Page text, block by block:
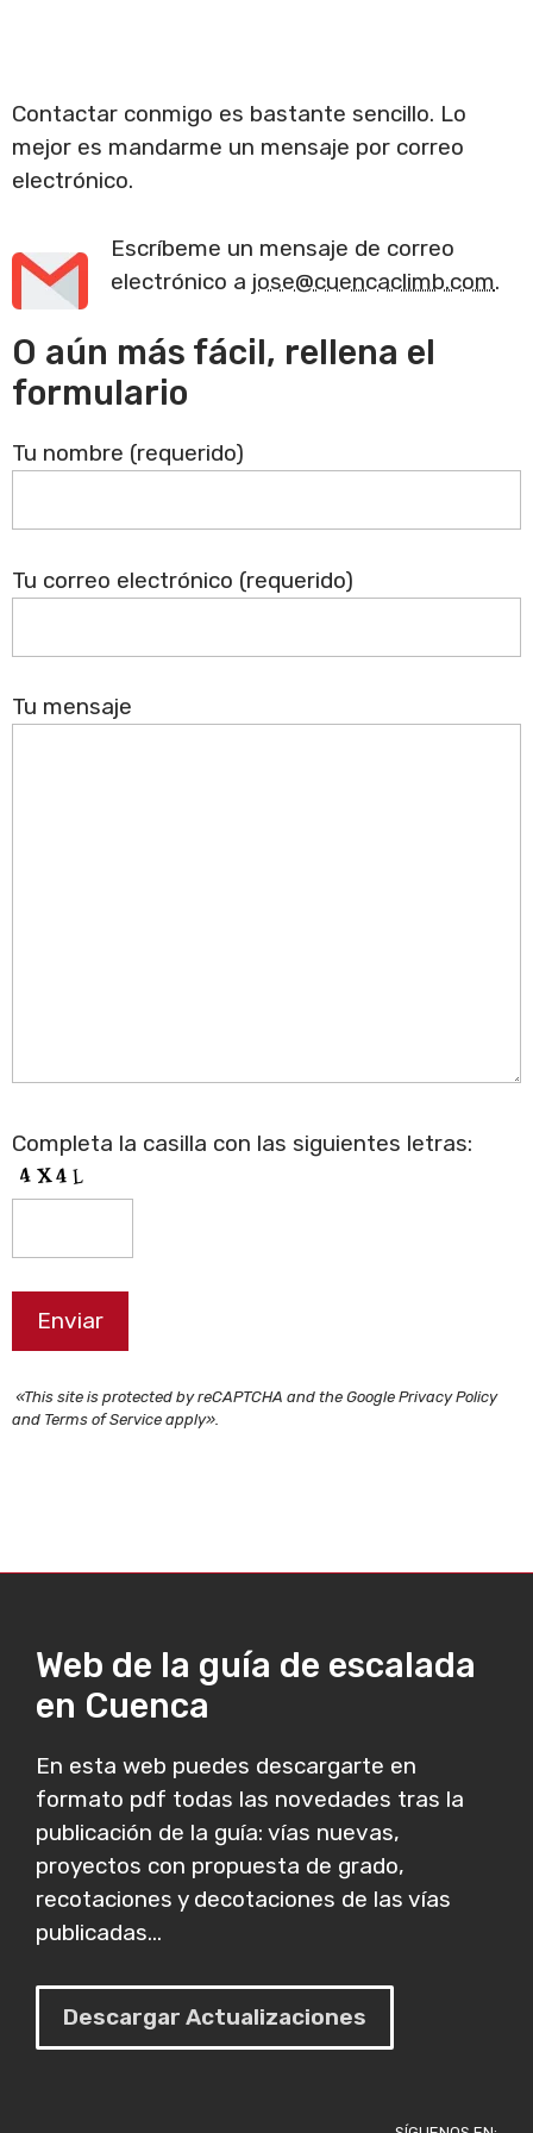
Contactar conmigo es bastante sencillo. Lo
mejor es mandarme un mensaje por correo
electrónico.
Escríbeme un mensaje de correo
electrónico a jose@cuencaclimb.com.
O aún más fácil, rellena el
formulario
Tu nombre (requerido)
Tu correo electrónico (requerido)
Tu mensaje
Completa la casilla con las siguientes letras:
«This site is protected by reCAPTCHA and the Google Privacy Policy
and Terms of Service apply».
Web de la guía de escalada
en Cuenca
En esta web puedes descargarte en
formato pdf todas las novedades tras la
publicación de la guía: vías nuevas,
proyectos con propuesta de grado,
recotaciones y decotaciones de las vías
publicadas...
Descargar Actualizaciones